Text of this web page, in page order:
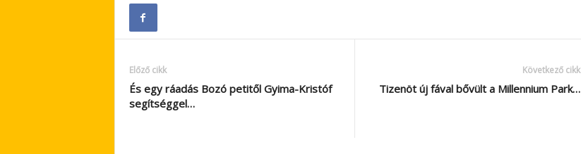
Előző cikk
És egy ráadás Bozó petitől Gyima-Kristóf
segítséggel…
Következő cikk
Tizenöt új fával bővült a Millennium Park…